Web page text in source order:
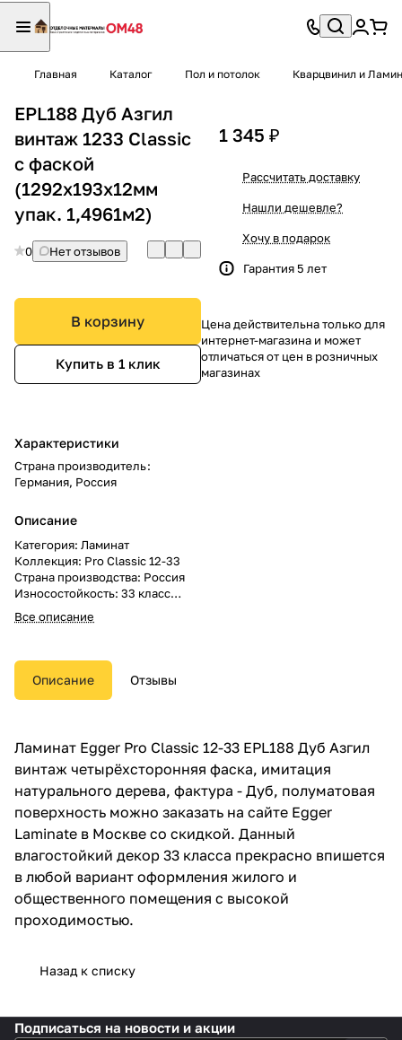
Главная Каталог Пол и потолок Кварцвинил и
EPL188 Дуб Азгил
винтаж 1233 Сlassic
с фаской
(1292х193х12мм
упак. 1,4961м2)
0 Нет отзывов
В корзину
Купить в 1 клик
Характеристики
Страна производитель:
Германия, Россия
Описание
Категория: Ламинат
Коллекция: Pro Classic 12-33
Страна производства: Россия
Износостойкость: 33 класс
Гарантия: 20 лет
Поверхность: полуматовая
имитация натурального дерева
Рисунок: Под дерево 1-полоса
Вид дерева: Дуб
В упаковке: 6 шт.
Метраж: 1.4961 м.кв.
Все описание
1 345 ₽
Рассчитать доставку
Нашли дешевле?
Хочу в подарок
Гарантия 5 лет
Цена действительна только для
интернет-магазина и может
отличаться от цен в розничных
магазинах
Описание Отзывы
Ламинат Egger Pro Classic 12-33 EPL188 Дуб Азгил
винтаж четырёхсторонняя фаска, имитация
натурального дерева, фактура - Дуб, полуматовая
поверхность можно заказать на сайте Egger
Laminate в Москве со скидкой. Данный
влагостойкий декор 33 класса прекрасно впишется
в любой вариант оформления жилого и
общественного помещения с высокой
проходимостью.
Назад к списку
Подписаться на новости и акции